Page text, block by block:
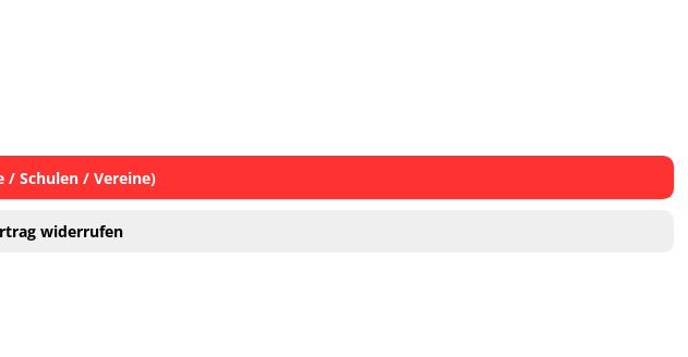
/ Schulen / Vereine)
widerrufen